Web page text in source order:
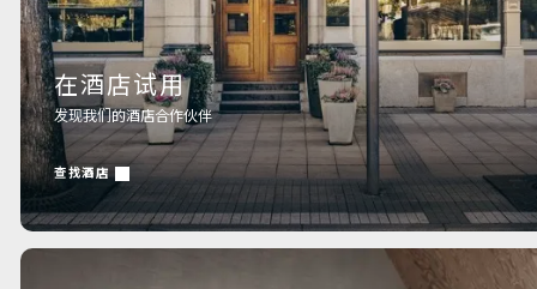
在酒店试用
发现我们的酒店合作伙伴
查找酒店